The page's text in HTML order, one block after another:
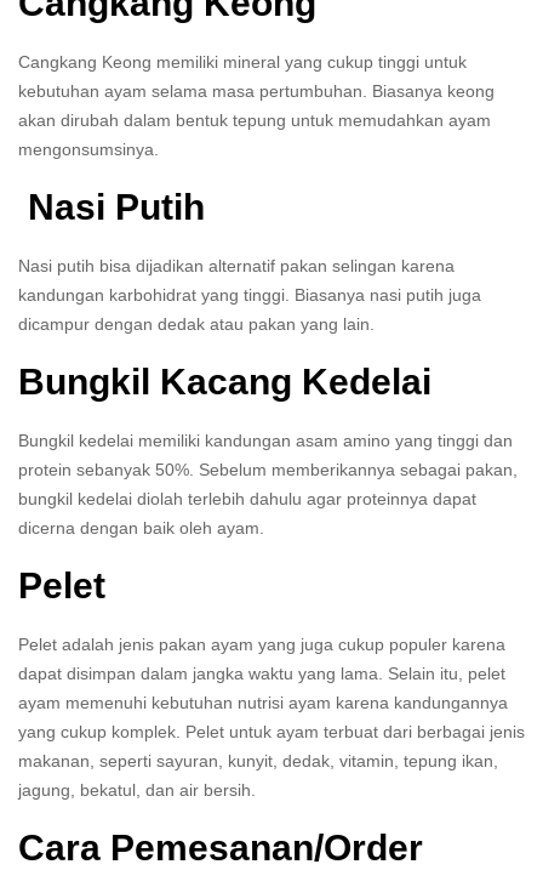
Cangkang Keong memiliki mineral yang cukup tinggi untuk
kebutuhan ayam selama masa pertumbuhan. Biasanya keong
akan dirubah dalam bentuk tepung untuk memudahkan ayam
mengonsumsinya.
Nasi Putih
Nasi putih bisa dijadikan alternatif pakan selingan karena
kandungan karbohidrat yang tinggi. Biasanya nasi putih juga
dicampur dengan dedak atau pakan yang lain.
Bungkil Kacang Kedelai
Bungkil kedelai memiliki kandungan asam amino yang tinggi dan
protein sebanyak 50%. Sebelum memberikannya sebagai pakan,
bungkil kedelai diolah terlebih dahulu agar proteinnya dapat
dicerna dengan baik oleh ayam.
Pelet
Pelet adalah jenis pakan ayam yang juga cukup populer karena
dapat disimpan dalam jangka waktu yang lama. Selain itu, pelet
ayam memenuhi kebutuhan nutrisi ayam karena kandungannya
yang cukup komplek. Pelet untuk ayam terbuat dari berbagai jenis
makanan, seperti sayuran, kunyit, dedak, vitamin, tepung ikan,
jagung, bekatul, dan air bersih.
Cara Pemesanan/Order